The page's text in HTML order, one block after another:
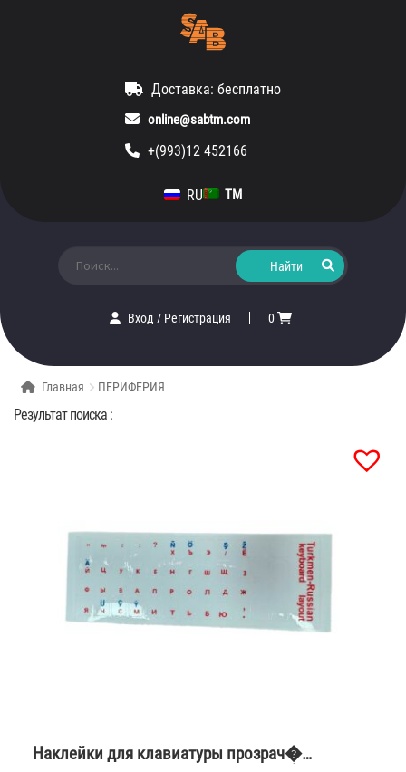
Доставка: бесплатно
online@sabtm.com
+(993)12 452166
RU TM
Вход/ Регистрация 0
Главная ПЕРИФЕРИЯ
Результат поиска :
Наклейки для клавиатуры прозрач�…